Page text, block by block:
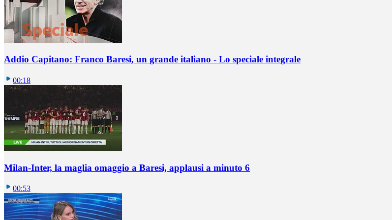
Addio Capitano: Franco Baresi, un grande italiano - Lo speciale integrale
00:18
Milan-Inter, la maglia omaggio a Baresi, applausi a minuto 6
00:53